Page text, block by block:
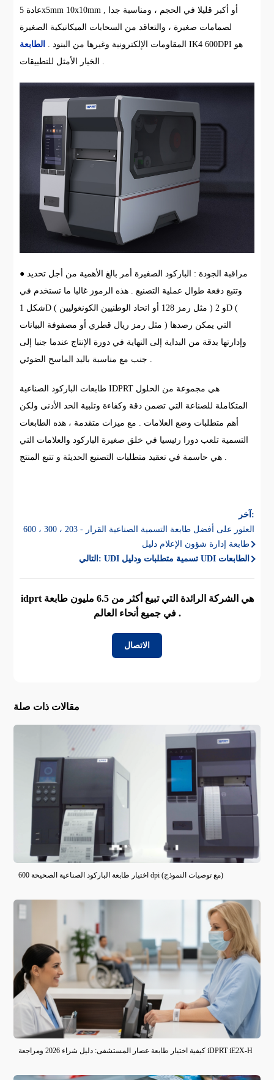
عادة 5x5mm 10x10mm , أو أكبر قليلا في الحجم ، ومناسبة جدا
لصمامات صغيرة ، والتعاقد من السحابات الميكانيكية الصغيرة
المقاومات الإلكترونية وغيرها من البنود . الطابعة
IK4 600DPI هو
الخيار الأمثل للتطبيقات .
● مراقبة الجودة : الباركود الصغيرة أمر بالغ الأهمية من أجل تحديد
وتتبع دفعة طوال عملية التصنيع . هذه الرموز غالبا ما تستخدم في
شكل 1D ( مثل رمز 128 أو اتحاد الوطنيين الكونغوليين ) و 2D (
مثل رمز ريال قطري أو مصفوفة البيانات ) التي يمكن رصدها
وإدارتها بدقة من البداية إلى النهاية في دورة الإنتاج عندما جنبا إلى
طابعات الباركود الصناعية IDPRT هي مجموعة من الحلول
المتكاملة للصناعة التي تضمن دقة وكفاءة وتلبية الحد الأدنى ولكن
أهم متطلبات وضع العلامات . مع ميزات متقدمة ، هذه الطابعات
التسمية تلعب دورا رئيسيا في خلق صغيرة الباركود والعلامات التي
آخر:
العثور على أفضل طابعة التسمية الصناعية القرار - 203 ، 300 ، 600
طابعة إدارة شؤون الإعلام دليل
التالي:
UDI تسمية متطلبات ودليل UDI الطابعات
idprt هي الشركة الرائدة التي تبيع أكثر من 6.5 مليون طابعة
في جميع أنحاء العالم .
الاتصال
مقالات ذات صلة
اختيار طابعة الباركود الصناعية الصحيحة 600 dpi (مع توصيات النموذج)
كيفية اختيار طابعة عصار المستشفى: دليل شراء 2026 ومراجعة iDPRT iE2X-H